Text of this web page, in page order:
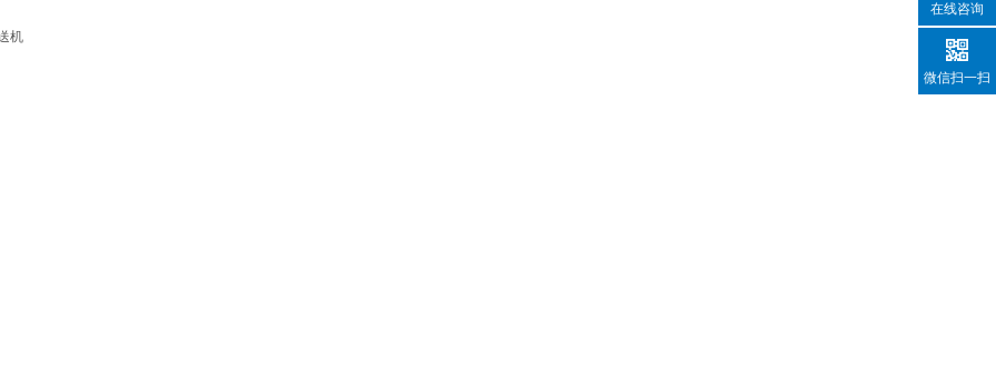
机
在线咨询
微信扫一扫